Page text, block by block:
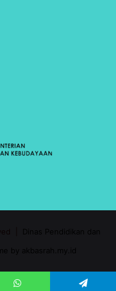
|
Dinas Pendidikan dan
by akbasrah.my.id